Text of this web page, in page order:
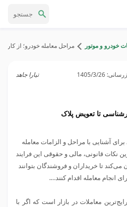
خودرو و موتور مراحل معامله خودرو؛ از
1405/3/26 تیارا جاهد
تا تعویض پلاک
آشنایی با مراحل و الزامات معامله
نکات قانونی، مالی و حقوقی این فرایند
تا خریداران و فروشندگان بتوانند
انجام معامله اقدام کنند….
معاملات در بازار است که اگر با